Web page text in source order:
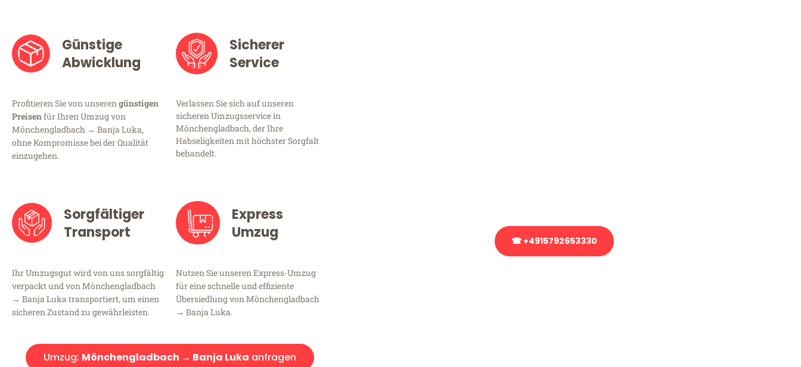
Günstige
Abwicklung
Profitieren Sie von unserengünstigen
Preisenfür Ihren Umzug von
Mönchengladbach → Banja Luka,
ohne Kompromisse bei der Qualität
einzugehen.
Sicherer
Service
Verlassen Sie sich auf unseren
sicheren Umzugsservice in
Mönchengladbach, der Ihre
Habseligkeiten mit höchster Sorgfalt
behandelt.
Sorgfältiger
Transport
Ihr Umzugsgut wird von uns sorgfältig
verpackt und von Mönchengladbach
→ Banja Luka transportiert, um einen
sicheren Zustand zu gewährleisten.
Express
Umzug
Nutzen Sie unseren Express-Umzug
für eine schnelle und effiziente
Übersiedlung von Mönchengladbach
→ Banja Luka.
Umzug: Mönchengladbach → Banja Luka anfragen
☎ +4915792653330